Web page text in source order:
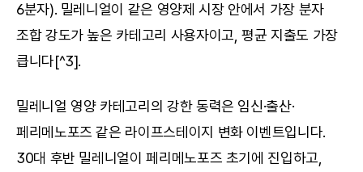
6분자). 밀레니얼이 같은 영양제 시장 안에서 가장 분자
조합 강도가 높은 카테고리 사용자이고, 평균 지출도 가장
큽니다[^3].
밀레니얼 영양 카테고리의 강한 동력은 임신·출산·
페리메노포즈 같은 라이프스테이지 변화 이벤트입니다.
30대 후반 밀레니얼이 페리메노포즈 초기에 진입하고,